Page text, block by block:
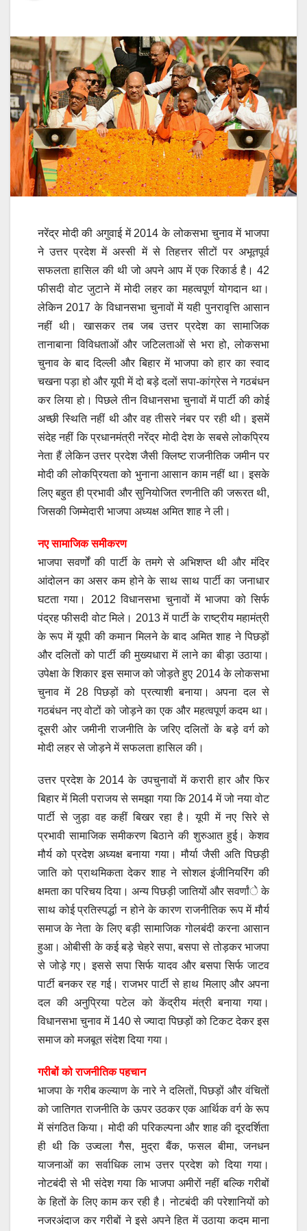
नरेंद्र मोदी की अगुवाई में 2014 के लोकसभा चुनाव में भाजपा
ने उत्तर प्रदेश में अस्सी में से तिहत्तर सीटों पर अभूतपूर्व
सफलता हासिल की थी जो अपने आप में एक रिकार्ड है। 42
फीसदी वोट जुटाने में मोदी लहर का महत्वपूर्ण योगदान था।
लेकिन 2017 के विधानसभा चुनावों में यही पुनरावृत्ति आसान
नहीं थी। खासकर तब जब उत्तर प्रदेश का सामाजिक
तानाबाना विविधताओं और जटिलताओं से भरा हो, लोकसभा
चुनाव के बाद दिल्ली और बिहार में भाजपा को हार का स्वाद
चखना पड़ा हो और यूपी में दो बड़े दलों सपा-कांग्रेस ने गठबंधन
कर लिया हो। पिछले तीन विधानसभा चुनावों में पार्टी की कोई
अच्छी स्थिति नहीं थी और वह तीसरे नंबर पर रही थी। इसमें
संदेह नहीं कि प्रधानमंत्री नरेंद्र मोदी देश के सबसे लोकप्रिय
नेता हैं लेकिन उत्तर प्रदेश जैसी क्लिष्ट राजनीतिक जमीन पर
मोदी की लोकप्रियता को भुनाना आसान काम नहीं था। इसके
लिए बहुत ही प्रभावी और सुनियोजित रणनीति की जरूरत थी,
जिसकी जिम्मेदारी भाजपा अध्यक्ष अमित शाह ने ली।
नए सामाजिक समीकरण
भाजपा सवर्णों की पार्टी के तमगे से अभिशप्त थी और मंदिर
आंदोलन का असर कम होने के साथ साथ पार्टी का जनाधार
घटता गया। 2012 विधानसभा चुनावों में भाजपा को सिर्फ
पंद्रह फीसदी वोट मिले। 2013 में पार्टी के राष्ट्रीय महामंत्री
के रूप में यूपी की कमान मिलने के बाद अमित शाह ने पिछड़ों
और दलितों को पार्टी की मुख्यधारा में लाने का बीड़ा उठाया।
उपेक्षा के शिकार इस समाज को जोड़ते हुए 2014 के लोकसभा
चुनाव में 28 पिछड़ों को प्रत्याशी बनाया। अपना दल से
गठबंधन नए वोटों को जोड़ने का एक और महत्वपूर्ण कदम था।
दूसरी ओर जमीनी राजनीति के जरिए दलितों के बड़े वर्ग को
मोदी लहर से जोड़ने में सफलता हासिल की।
उत्तर प्रदेश के 2014 के उपचुनावों में करारी हार और फिर
बिहार में मिली पराजय से समझा गया कि 2014 में जो नया वोट
पार्टी से जुड़ा वह कहीं बिखर रहा है। यूपी में नए सिरे से
प्रभावी सामाजिक समीकरण बिठाने की शुरुआत हुई। केशव
मौर्य को प्रदेश अध्यक्ष बनाया गया। मौर्या जैसी अति पिछड़ी
जाति को प्राथमिकता देकर शाह ने सोशल इंजीनियरिंग की
क्षमता का परिचय दिया। अन्य पिछड़ी जातियों और सवर्णांे के
साथ कोई प्रतिस्पर्द्धा न होने के कारण राजनीतिक रूप में मौर्य
समाज के नेता के लिए बड़ी सामाजिक गोलबंदी करना आसान
हुआ। ओबीसी के कई बड़े चेहरे सपा, बसपा से तोड़कर भाजपा
से जोड़े गए। इससे सपा सिर्फ यादव और बसपा सिर्फ जाटव
पार्टी बनकर रह गई। राजभर पार्टी से हाथ मिलाए और अपना
दल की अनुप्रिया पटेल को केंद्रीय मंत्री बनाया गया।
विधानसभा चुनाव में 140 से ज्यादा पिछड़ों को टिकट देकर इस
समाज को मजबूत संदेश दिया गया।
गरीबों को राजनीतिक पहचान
भाजपा के गरीब कल्याण के नारे ने दलितों, पिछड़ों और वंचितों
को जातिगत राजनीति के ऊपर उठकर एक आर्थिक वर्ग के रूप
में संगठित किया। मोदी की परिकल्पना और शाह की दूरदर्शिता
ही थी कि उज्वला गैस, मुद्रा बैंक, फसल बीमा, जनधन
याजनाओं का सर्वाधिक लाभ उत्तर प्रदेश को दिया गया।
नोटबंदी से भी संदेश गया कि भाजपा अमीरों नहीं बल्कि गरीबों
के हितों के लिए काम कर रही है। नोटबंदी की परेशानियों को
नजरअंदाज कर गरीबों ने इसे अपने हित में उठाया कदम माना